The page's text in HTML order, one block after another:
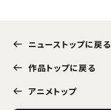
ニューストップに戻る
作品トップに戻る
アニメトップ